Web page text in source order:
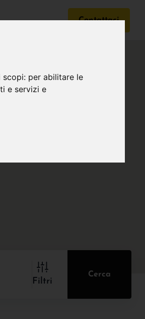
scopi: per abilitare le
e servizi e
Contattaci
Filtri
Cerca